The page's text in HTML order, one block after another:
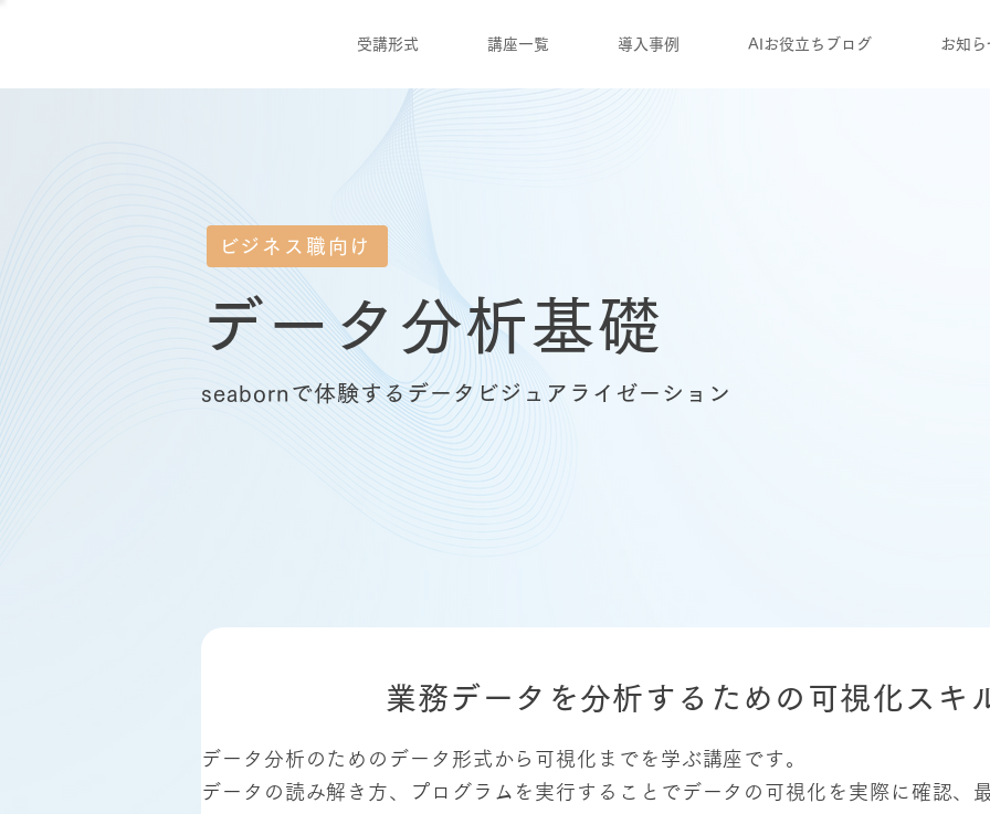
受講形式 講座一覧 導入事例 AIお役立ちブログ お知ら
ビジネス職向け
データ分析基礎
seabornで体験するデータビジュアライゼーション
業務データを分析するための可視化スキ
データ分析のためのデータ形式から可視化までを学ぶ講座です。
データの読み解き方、プログラムを実行することでデータの可視化を実際に確認、